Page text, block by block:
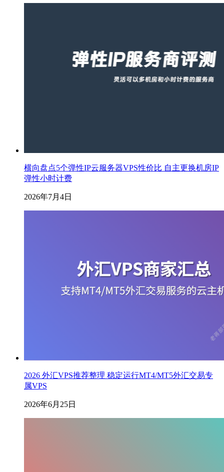
横向盘点5个弹性IP云服务器VPS性价比 自主更换机房IP
弹性小时计费
2026年7月4日
2026 外汇VPS推荐整理 稳定运行MT4/MT5外汇交易专
属VPS
2026年6月25日